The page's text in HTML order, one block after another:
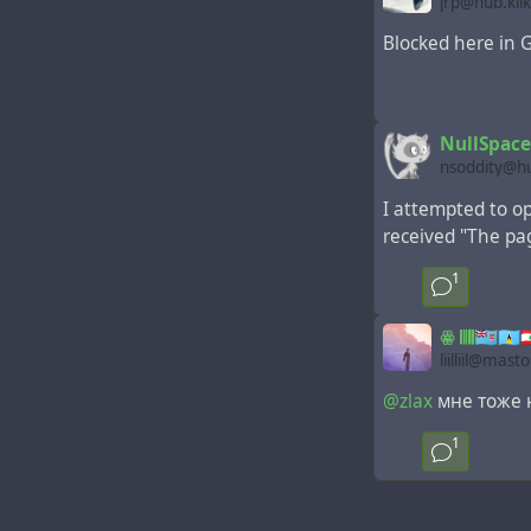
Blocked here in
I attempted to
received "The
1
ꙮ
@zlax мне тоже
1